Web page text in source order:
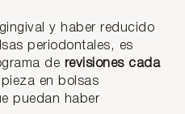
y haber reducido
periodontales, es
de revisiones cada
en bolsas
puedan haber